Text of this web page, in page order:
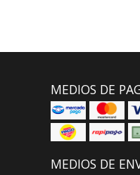
MEDIOS DE
MEDIOS DE